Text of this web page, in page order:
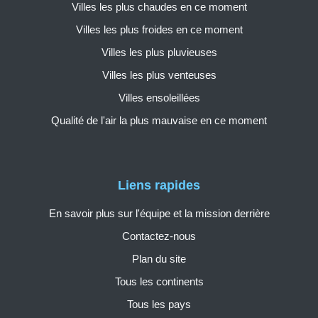
Liens rapides
En savoir plus sur l'équipe et la mission derrière
Contactez-nous
Plan du site
Tous les continents
Tous les pays
Villes les plus chaudes en ce moment
Villes les plus froides en ce moment
Villes les plus pluvieuses
Villes les plus venteuses
Villes ensoleillées
Qualité de l'air la plus mauvaise en ce moment